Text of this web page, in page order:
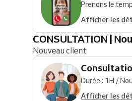
Prenons le
Afficher les
CONSULTATION |
Nouveau client
Durée : 1H /
Afficher les